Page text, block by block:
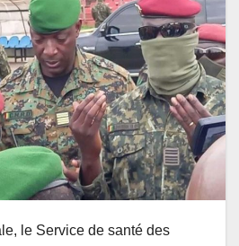
le Service de santé des